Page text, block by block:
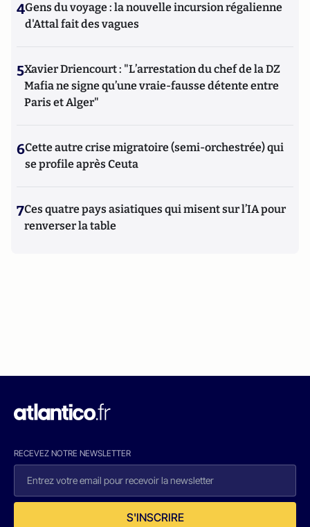
4Gens du voyage : la nouvelle incursion régalienne
d'Attal fait des vagues
5Xavier Driencourt : "L’arrestation du chef de la DZ
Mafia ne signe qu’une vraie-fausse détente entre
Paris et Alger"
6Cette autre crise migratoire (semi-orchestrée) qui
se profile après Ceuta
7Ces quatre pays asiatiques qui misent sur l’IA pour
renverser la table
RECEVEZ NOTRE NEWSLETTER
S'INSCRIRE